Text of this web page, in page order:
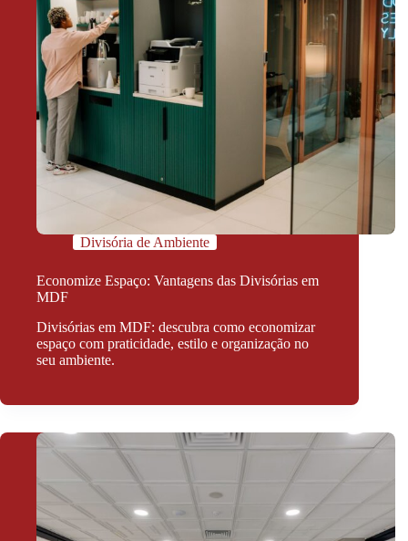
Divisória de Ambiente
Economize Espaço: Vantagens das Divisórias em
MDF
Divisórias em MDF: descubra como economizar
espaço com praticidade, estilo e organização no
seu ambiente.